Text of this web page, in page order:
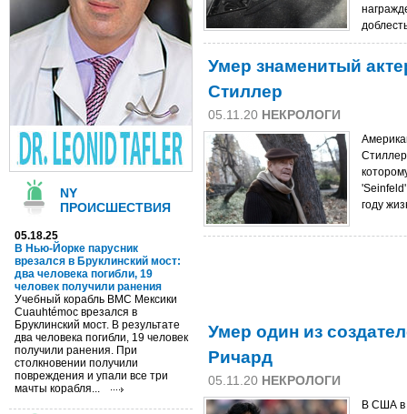
NY
ПРОИСШЕСТВИЯ
05.18.25
В Нью-Йорке парусник
врезался в Бруклинский мост:
два человека погибли, 19
человек получили ранения
Учебный корабль ВМС Мексики
Cuauhtémoc врезался в
Бруклинский мост. В результате
два человека погибли, 19 человек
получили ранения. При
столкновении получили
повреждения и упали все три
мачты корабля...
Умер знаменитый
Стиллер
05.11.20 НЕКРОЛОГИ
году
Умер один из
Ричард
05.11.20 НЕКРОЛОГИ
В США в